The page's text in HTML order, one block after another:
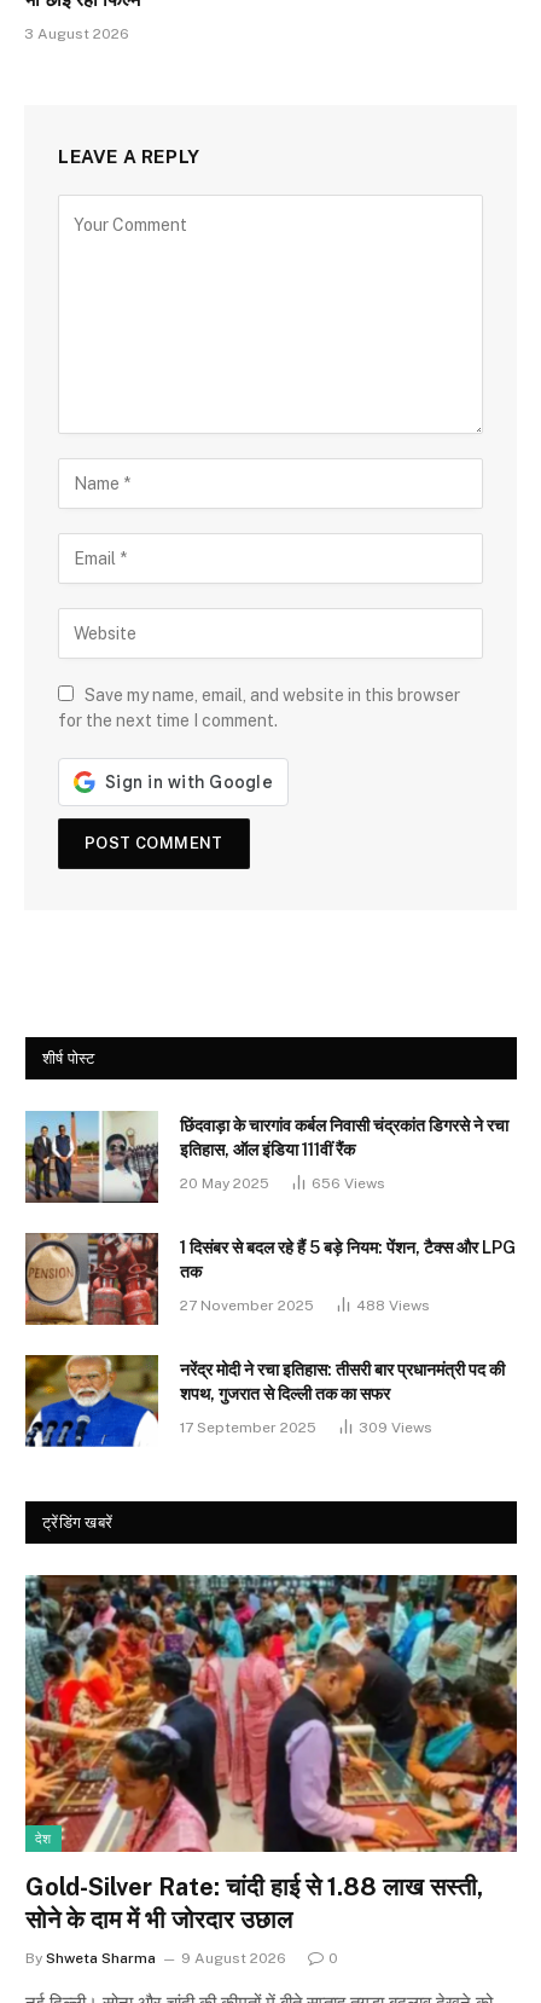
3 August 2026
LEAVE A REPLY
Save my name, email, and website in this browser
for the next time I comment.
शीर्ष पोस्ट
छिंदवाड़ा के चारगांव कर्बल निवासी चंद्रकांत डिगरसे ने रचा
इतिहास, ऑल इंडिया 111वीं रैंक
20 May 2025 656 Views
1 दिसंबर से बदल रहे हैं 5 बड़े नियम: पेंशन, टैक्स और LPG
तक
27 November 2025 488 Views
नरेंद्र मोदी ने रचा इतिहास: तीसरी बार प्रधानमंत्री पद की
शपथ, गुजरात से दिल्ली तक का सफर
17 September 2025 309 Views
ट्रेंडिंग खबरें
देश
Gold-Silver Rate: चांदी हाई से ₹1.88 लाख सस्ती,
सोने के दाम में भी जोरदार उछाल
By Shweta Sharma 9 August 2026 0